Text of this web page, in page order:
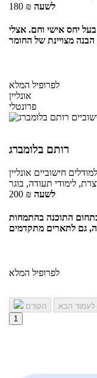
180 ₪ לשעה
יחס אישי וחם. אצלי
לפרופיל המלא
אונליין
פרונטלי
רותם בלומברג
למודלים חישוביים אונליין
200 ₪ לשעה
התוכנה בהתמחות
לפרופיל המלא
הקודם
1